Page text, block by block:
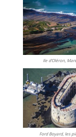
Ile d’Oléron,
Ford Boyard, les